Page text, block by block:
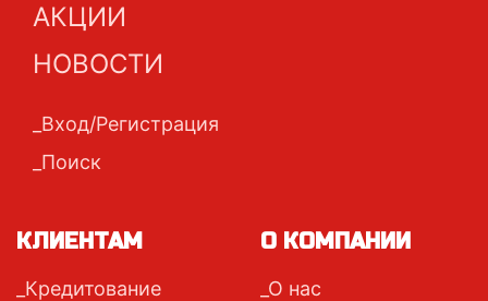
АКЦИИ
НОВОСТИ
Вход/Регистрация
Поиск
КЛИЕНТАМ
Кредитование
О КОМПАНИИ
О нас